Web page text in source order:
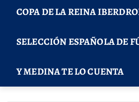
COPA DE LA REINA
SELECCIÓN ESPAÑOLA DE
Y MEDINA TE LO CUENTA